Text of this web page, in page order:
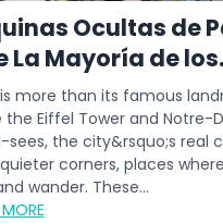
Ocultas de
La Mayoría de los
No Visitan
is more than its famous
the Eiffel Tower and Notre-
the city&rsquo;s real
corners, places
wander. These...